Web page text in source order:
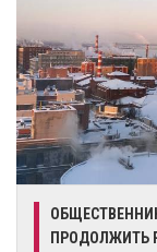
ПРОДОЛЖИТЬ